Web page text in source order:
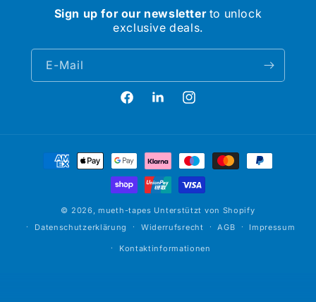
Sign up for our newsletterto unlock
exclusive deals.
E-Mail
FacebookLinkedinInstagram
Zahlungsmethoden
© 2026,mueth-tapes Unterstützt von Shopify
Datenschutzerklärung
Widerrufsrecht AGB Impressum
Kontaktinformationen
Müth